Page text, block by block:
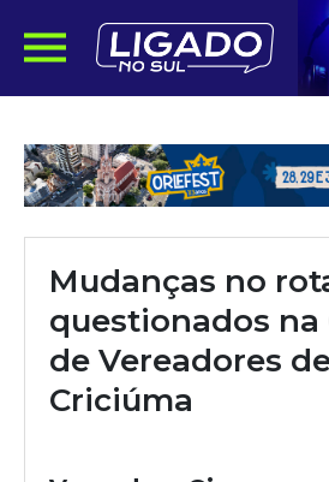
Mudanças no
questionados na
de Vereadores
Criciúma